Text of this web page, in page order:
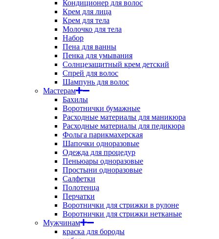
Кондиционер для волос
Крем для лица
Крем для тела
Молочко для тела
Набор
Пена для ванны
Пенка для умывания
Солнцезащитный крем детский
Спрей для волос
Шампунь для волос
Мастерам
Бахилы
Воротнички бумажные
Расходные материалы для маникюра
Расходные материалы для педикюра
Фольга парикмахерская
Шапочки одноразовые
Одежда для процедур
Пеньюары одноразовые
Простыни одноразовые
Салфетки
Полотенца
Перчатки
Воротнички для стрижки в рулоне
Воротнички для стрижки нетканые
Мужчинам
краска для бороды